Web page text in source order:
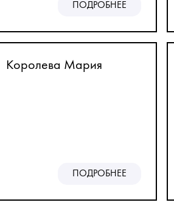
ПОДРОБНЕЕ
Королева Мария
ПОДРОБНЕЕ